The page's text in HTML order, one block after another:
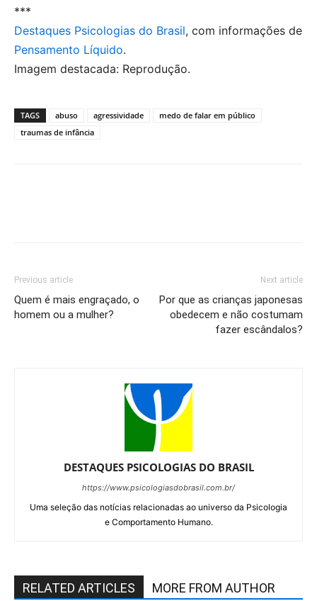
***
Destaques Psicologias do Brasil, com informações de
Pensamento Líquido.
Imagem destacada: Reprodução.
TAGS abuso agressividade
medo de falar em público
traumas de infância
Previous article
Quem é mais engraçado, o
homem ou a mulher?
Next article
Por que as crianças japonesas
obedecem e não costumam
fazer escândalos?
DESTAQUES PSICOLOGIAS DO BRASIL
https://www.psicologiasdobrasil.com.br/
Uma seleção das notícias relacionadas ao universo da Psicologia
e Comportamento Humano.
RELATED ARTICLES MORE FROM AUTHOR